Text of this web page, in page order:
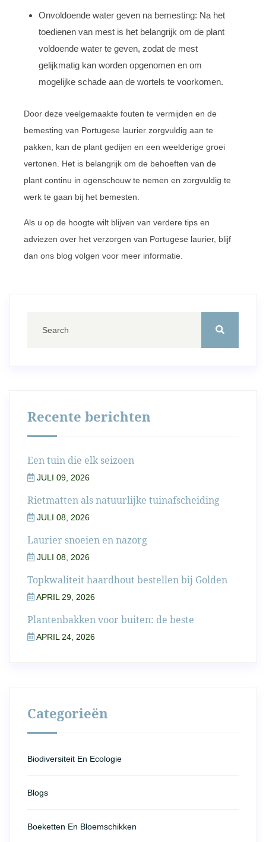
Onvoldoende water geven na bemesting: Na het
toedienen van mest is het belangrijk om de plant
voldoende water te geven, zodat de mest
gelijkmatig kan worden opgenomen en om
mogelijke schade aan de wortels te voorkomen.
Door deze veelgemaakte fouten te vermijden en de
bemesting van Portugese laurier zorgvuldig aan te
pakken, kan de plant gedijen en een weelderige groei
vertonen. Het is belangrijk om de behoeften van de
plant continu in ogenschouw te nemen en zorgvuldig te
werk te gaan bij het bemesten.
Als u op de hoogte wilt blijven van verdere tips en
adviezen over het verzorgen van Portugese laurier, blijf
dan ons blog volgen voor meer informatie.
Recente berichten
Een tuin die elk seizoen
JULI 09, 2026
Rietmatten als natuurlijke tuinafscheiding
JULI 08, 2026
Laurier snoeien en nazorg
JULI 08, 2026
Topkwaliteit haardhout bestellen bij Golden
APRIL 29, 2026
Plantenbakken voor buiten: de beste
APRIL 24, 2026
Categorieën
Biodiversiteit En Ecologie
Blogs
Boeketten En Bloemschikken